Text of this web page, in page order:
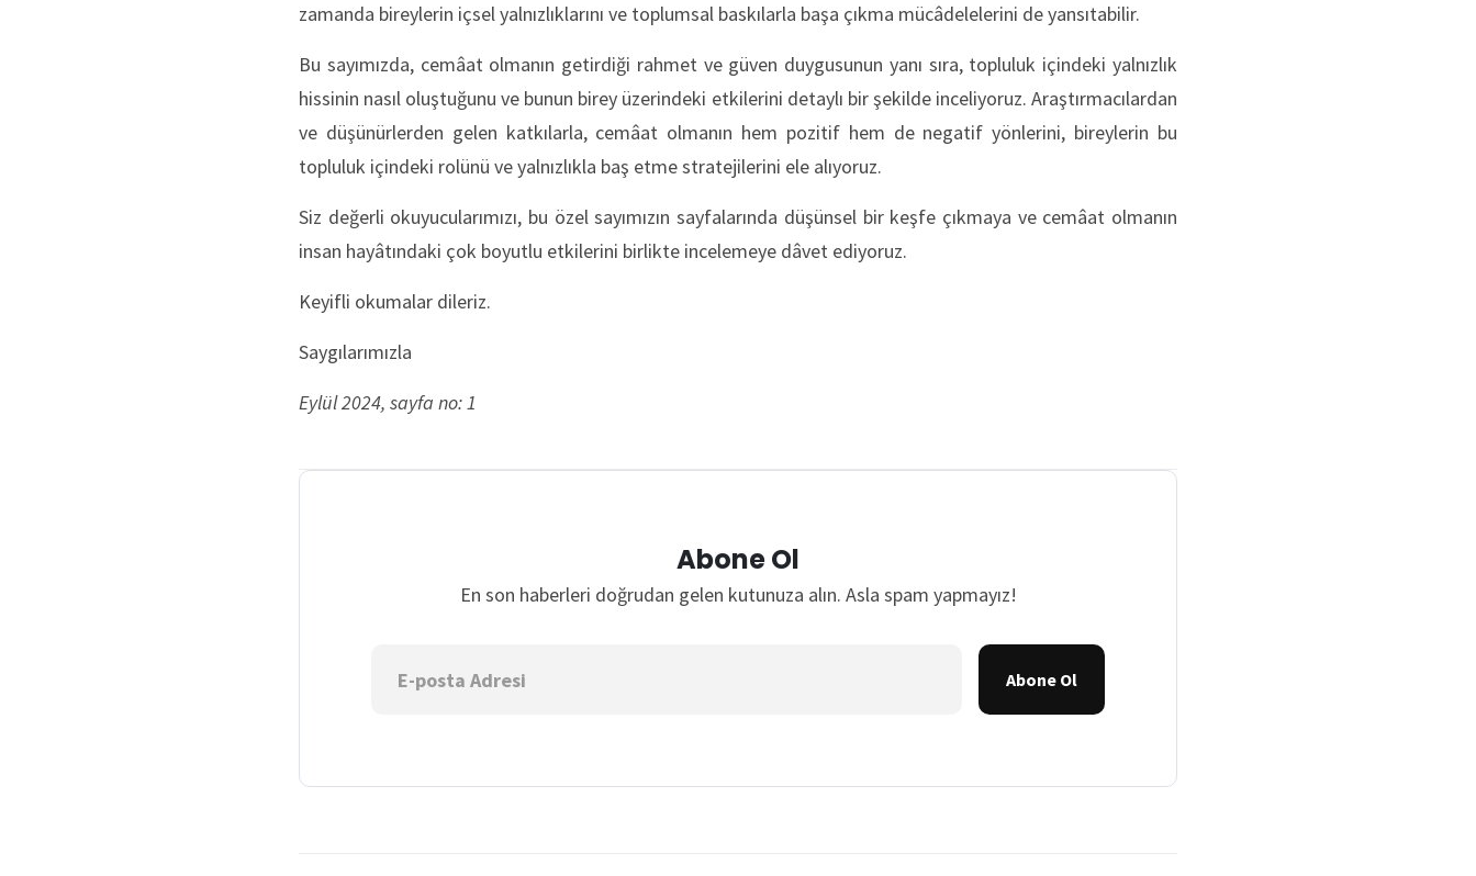
zamanda bireylerin içsel yalnızlıklarını ve toplumsal baskılarla başa çıkma mücâdelelerini de yansıtabilir.
Bu sayımızda, cemâat olmanın getirdiği rahmet ve güven duygusunun yanı sıra, topluluk içindeki yalnızlık
hissinin nasıl oluştuğunu ve bunun birey üzerindeki etkilerini detaylı bir şekilde inceliyoruz. Araştırmacılardan
ve düşünürlerden gelen katkılarla, cemâat olmanın hem pozitif hem de negatif yönlerini, bireylerin bu
topluluk içindeki rolünü ve yalnızlıkla baş etme stratejilerini ele alıyoruz.
Siz değerli okuyucularımızı, bu özel sayımızın sayfalarında düşünsel bir keşfe çıkmaya ve cemâat olmanın
insan hayâtındaki çok boyutlu etkilerini birlikte incelemeye dâvet ediyoruz.
Keyifli okumalar dileriz.
Saygılarımızla
Eylül 2024, sayfa no: 1
Abone Ol
En son haberleri doğrudan gelen kutunuza alın. Asla spam yapmayız!
Abone Ol